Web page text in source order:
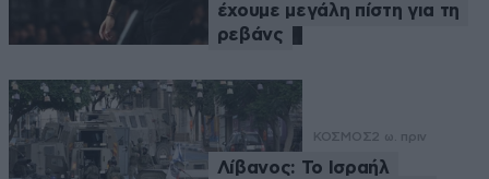
έχουμε μεγάλη πίστη για τη
ρεβάνς
ΚΟΣΜΟΣ2 ω. πριν
Λίβανος: Το Ισραήλ